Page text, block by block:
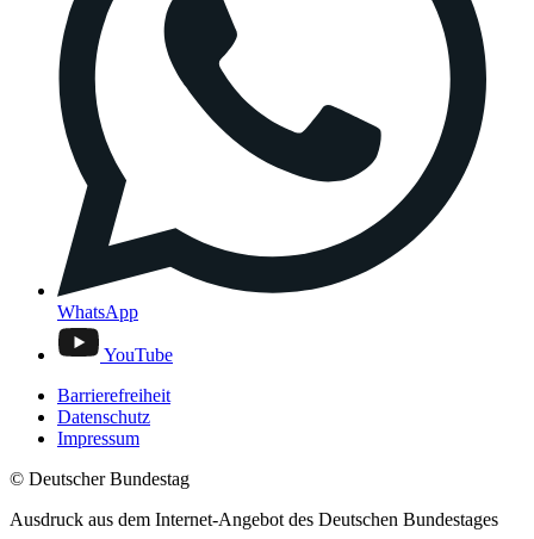
WhatsApp
YouTube
Barrierefreiheit
Datenschutz
Impressum
© Deutscher Bundestag
Ausdruck aus dem Internet-Angebot des Deutschen Bundestages